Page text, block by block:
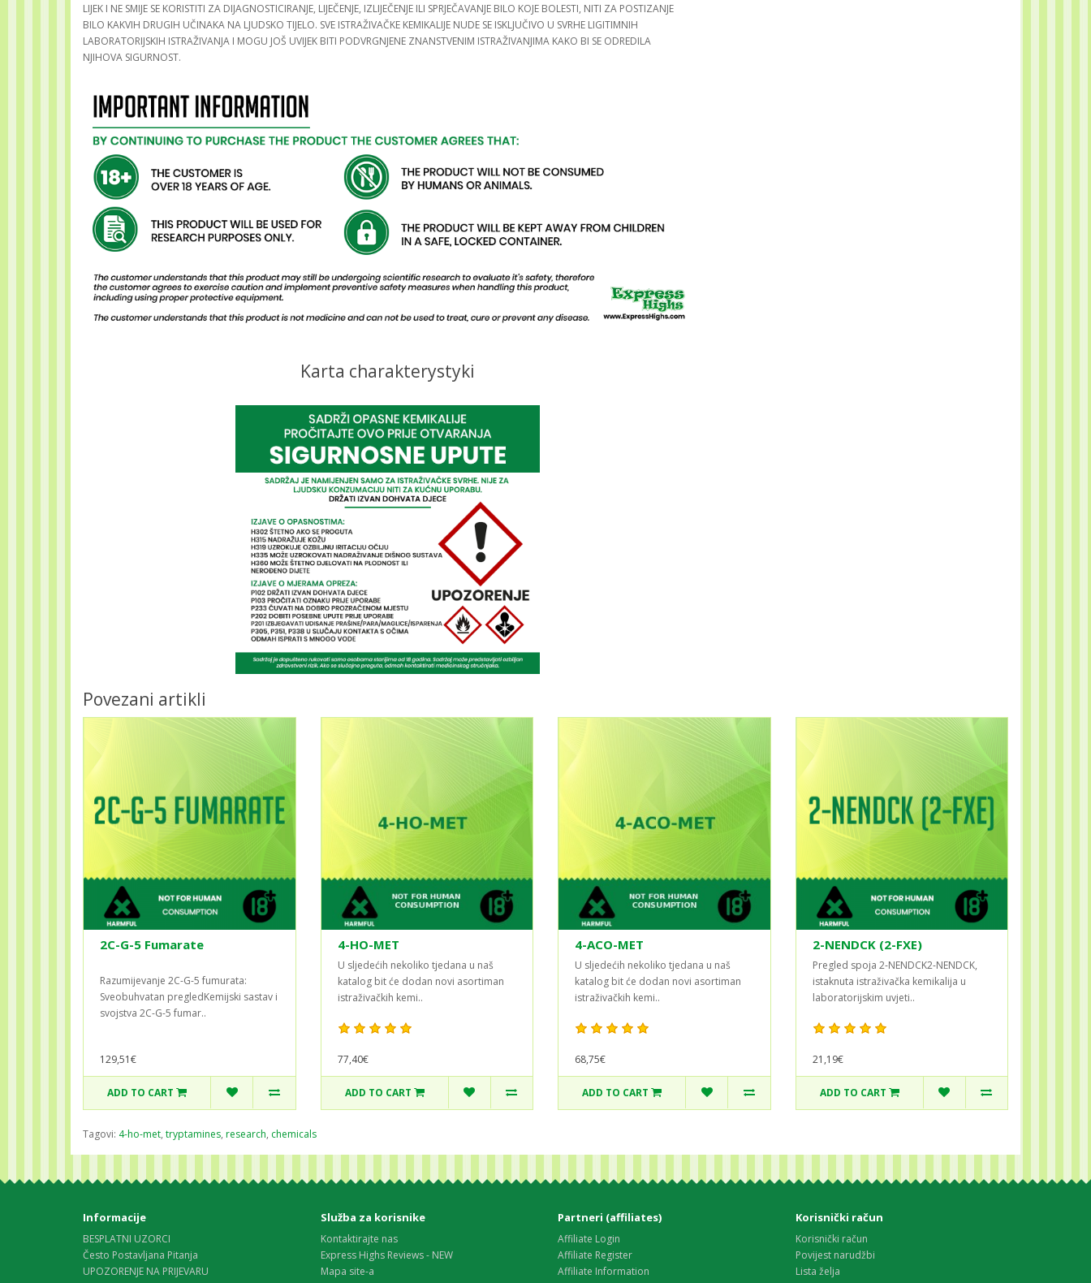
LIJEK I NE SMIJE SE KORISTITI ZA DIJAGNOSTICIRANJE, LIJEČENJE, IZLIJEČENJE ILI SPRJEČAVANJE BILO KOJE BOLESTI, NITI ZA POSTIZANJE
BILO KAKVIH DRUGIH UČINAKA NA LJUDSKO TIJELO. SVE ISTRAŽIVAČKE KEMIKALIJE NUDE SE ISKLJUČIVO U SVRHE LIGITIMNIH
LABORATORIJSKIH ISTRAŽIVANJA I MOGU JOŠ UVIJEK BITI PODVRGNJENE ZNANSTVENIM ISTRAŽIVANJIMA KAKO BI SE ODREDILA
NJIHOVA SIGURNOST.
Karta charakterystyki
Povezani artikli
2C-G-5 Fumarate
Razumijevanje 2C-G-5 fumurata:
Sveobuhvatan pregledKemijski sastav i
svojstva 2C-G-5 fumar..
129,51€
ADD TO CART
4-HO-MET
U sljedećih nekoliko tjedana u naš
katalog bit će dodan novi asortiman
istraživačkih kemi..
77,40€
ADD TO CART
4-ACO-MET
U sljedećih nekoliko tjedana u naš
katalog bit će dodan novi asortiman
istraživačkih kemi..
68,75€
ADD TO CART
2-NENDCK (2-FXE)
Pregled spoja 2-NENDCK2-NENDCK,
istaknuta istraživačka kemikalija u
laboratorijskim uvjeti..
21,19€
ADD TO CART
Tagovi: 4-ho-met, tryptamines, research, chemicals
Informacije
BESPLATNI UZORCI
Često Postavljana Pitanja
UPOZORENJE NA PRIJEVARU
Služba za korisnike
Kontaktirajte nas
Express Highs Reviews - NEW
Mapa site-a
Partneri (affiliates)
Affiliate Login
Affiliate Register
Affiliate Information
Korisnički račun
Korisnički račun
Povijest narudžbi
Lista želja